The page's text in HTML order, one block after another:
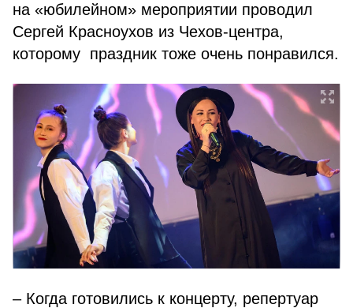
на «юбилейном» мероприятии проводил
Сергей Красноухов из Чехов-центра,
которому праздник тоже очень понравился.
– Когда готовились к концерту, репертуар